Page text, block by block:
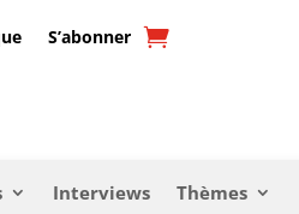
S’abonner
Interviews Thèmes